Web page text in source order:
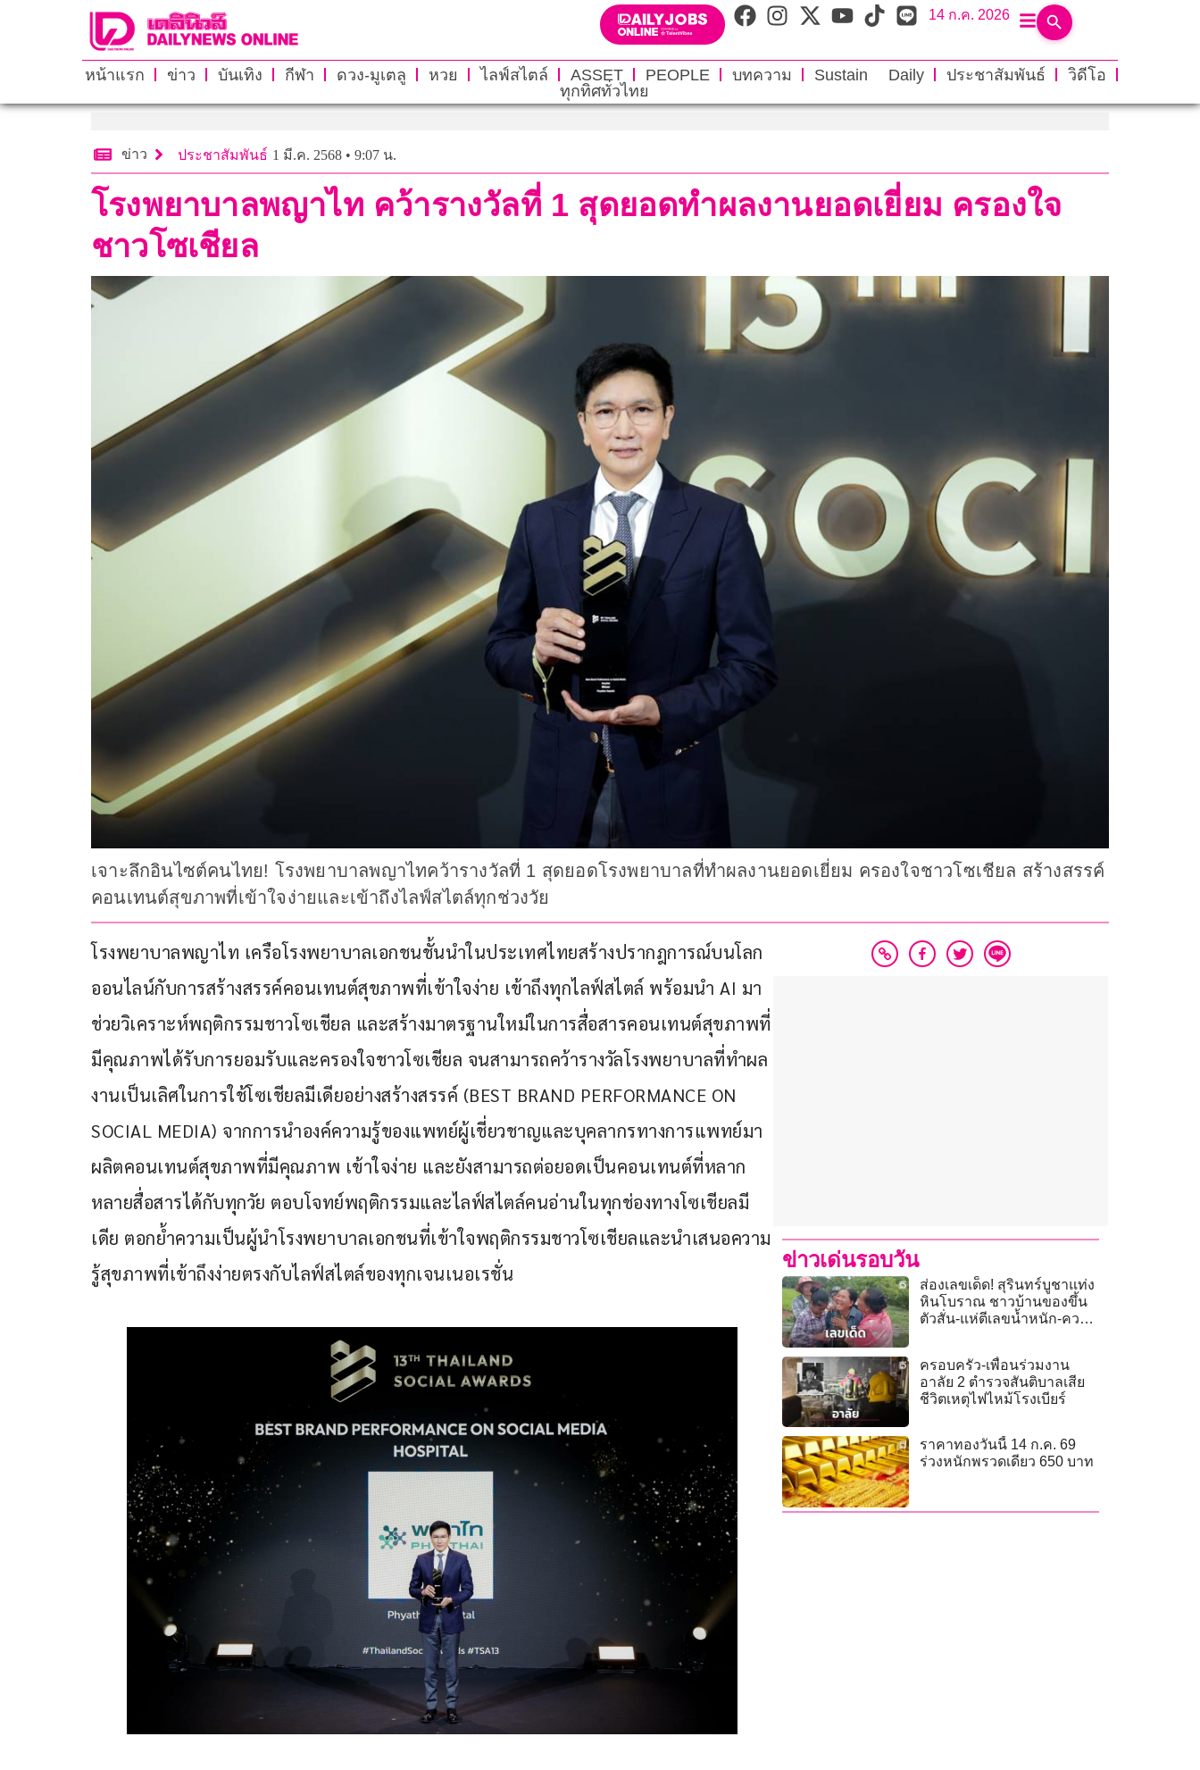
14 ก.ค. 2026
หน้าแรก ข่าว บันเทิง กีฬา ดวง-มูเตลู หวย ไลฟ์สไตล์ ASSET PEOPLE บทความ Sustain Daily ประชาสัมพันธ์
วิดีโอ
ทุกทิศทั่วไทย
ข่าว ประชาสัมพันธ์ 1 มี.ค. 2568 • 9:07 น.
โรงพยาบาลพญาไท คว้ารางวัลที่ 1 สุดยอดทำผลงานยอดเยี่ยม ครองใจ
ชาวโซเชียล
เจาะลึกอินไซต์คนไทย! โรงพยาบาลพญาไทคว้ารางวัลที่ 1 สุดยอดโรงพยาบาลที่ทำผลงานยอดเยี่ยม ครองใจชาวโซเชียล สร้างสรรค์
คอนเทนต์สุขภาพที่เข้าใจง่ายและเข้าถึงไลฟ์สไตล์ทุกช่วงวัย
โรงพยาบาลพญาไท เครือโรงพยาบาลเอกชนชั้นนำในประเทศไทยสร้างปรากฎการณ์บนโลก
ออนไลน์กับการสร้างสรรค์คอนเทนต์สุขภาพที่เข้าใจง่าย เข้าถึงทุกไลฟ์สไตล์ พร้อมนำ AI มา
ช่วยวิเคราะห์พฤติกรรมชาวโซเชียล และสร้างมาตรฐานใหม่ในการสื่อสารคอนเทนต์สุขภาพที่
มีคุณภาพได้รับการยอมรับและครองใจชาวโซเชียล จนสามารถคว้ารางวัลโรงพยาบาลที่ทำผล
งานเป็นเลิศในการใช้โซเชียลมีเดียอย่างสร้างสรรค์ (BEST BRAND PERFORMANCE ON
SOCIAL MEDIA) จากการนำองค์ความรู้ของแพทย์ผู้เชี่ยวชาญและบุคลากรทางการแพทย์มา
ผลิตคอนเทนต์สุขภาพที่มีคุณภาพ เข้าใจง่าย และยังสามารถต่อยอดเป็นคอนเทนต์ที่หลาก
หลายสื่อสารได้กับทุกวัย ตอบโจทย์พฤติกรรมและไลฟ์สไตล์คนอ่านในทุกช่องทางโซเชียลมี
เดีย ตอกย้ำความเป็นผู้นำโรงพยาบาลเอกชนที่เข้าใจพฤติกรรมชาวโซเชียลและนำเสนอความ
รู้สุขภาพที่เข้าถึงง่ายตรงกับไลฟ์สไตล์ของทุกเจนเนอเรชั่น
ข่าวเด่นรอบวัน
ส่องเลขเด็ด! สุรินทร์บูชาแท่ง
หินโบราณ ชาวบ้านของขึ้น
ตัวสั่น-แห่ตีเลขน้ำหนัก-ความ
ครอบครัว-เพื่อนร่วมงาน
อาลัย 2 ตำรวจสันติบาลเสีย
ชีวิตเหตุไฟไหม้โรงเบียร์
ราคาทองวันนี้ 14 ก.ค. 69
ร่วงหนักพรวดเดียว 650 บาท